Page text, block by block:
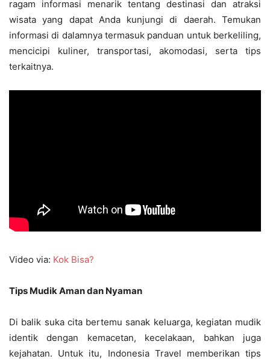
ragam informasi menarik tentang destinasi dan atraksi
wisata yang dapat Anda kunjungi di daerah. Temukan
informasi di dalamnya termasuk panduan untuk berkeliling,
mencicipi kuliner, transportasi, akomodasi, serta tips
terkaitnya.
Video via: Kok Bisa?
Tips Mudik Aman dan Nyaman
Di balik suka cita bertemu sanak keluarga, kegiatan mudik
identik dengan kemacetan, kecelakaan, bahkan juga
kejahatan. Untuk itu, Indonesia Travel memberikan tips